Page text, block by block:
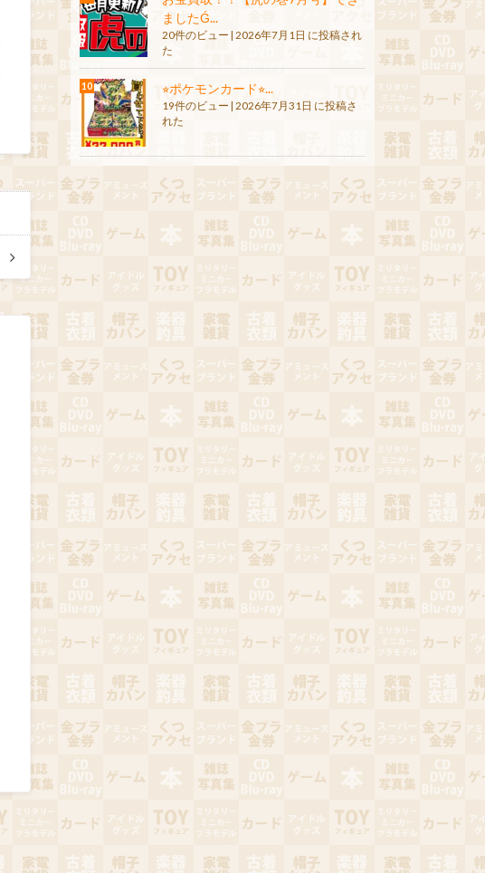
ましたǴ...
20件のビュー
2026年7月1日 に投稿され
た
⭐︎ポケモンカード⭐︎...
19件のビュー | 2026年7月31日 に投稿さ
れた